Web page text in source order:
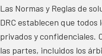
Las Normas y Reglas de
DRC establecen que todos
privados y confidenciales.
las partes, incluidos los